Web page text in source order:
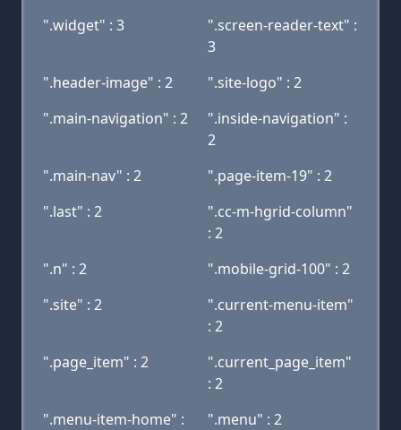
".widget" : 3
".screen-reader-text" :
3
".header-image" : 2
".site-logo" : 2
".main-navigation" : 2
".inside-navigation" :
2
".main-nav" : 2
".page-item-19" : 2
".last" : 2
".cc-m-hgrid-column"
: 2
".n" : 2
".mobile-grid-100" : 2
".site" : 2
".current-menu-item"
: 2
".page_item" : 2
".current_page_item"
: 2
".menu-item-home" :
".menu" : 2